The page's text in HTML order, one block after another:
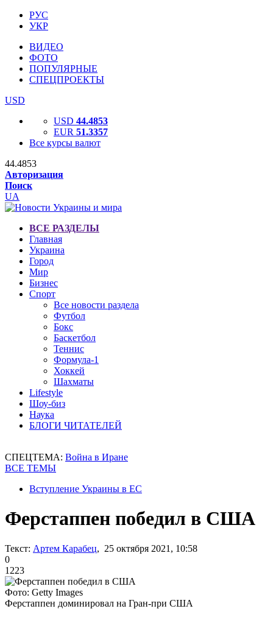
РУС
УКР
ВИДЕО
ФОТО
ПОПУЛЯРНЫЕ
СПЕЦПРОЕКТЫ
USD
USD 44.4853
EUR 51.3357
Все курсы валют
44.4853
Авторизация
Поиск
UA
ВСЕ РАЗДЕЛЫ
Главная
Украина
Город
Мир
Бизнес
Спорт
Все новости раздела
Футбол
Бокс
Баскетбол
Теннис
Формула-1
Хоккей
Шахматы
Lifestyle
Шоу-биз
Наука
БЛОГИ ЧИТАТЕЛЕЙ
СПЕЦТЕМА: Война в Иране
ВСЕ ТЕМЫ
Вступление Украины в ЕС
Ферстаппен победил в США
Текст: Артем Карабец, 25 октября 2021, 10:58
0
1223
Фото: Getty Images
Ферстаппен доминировал на Гран-при США